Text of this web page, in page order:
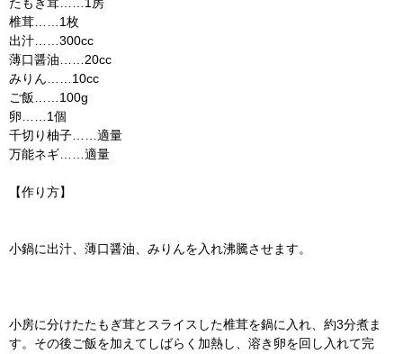
椎茸……1枚
出汁……300cc
薄口醤油……20cc
みりん……10cc
ご飯……100g
卵……1個
千切り柚子……適量
万能ネギ……適量
【作り方】
小鍋に出汁、薄口醤油、みりんを入れ沸騰させます。
小房に分けたたもぎ茸とスライスした椎茸を鍋に入れ、約3分煮ま
す。その後ご飯を加えてしばらく加熱し、溶き卵を回し入れて完